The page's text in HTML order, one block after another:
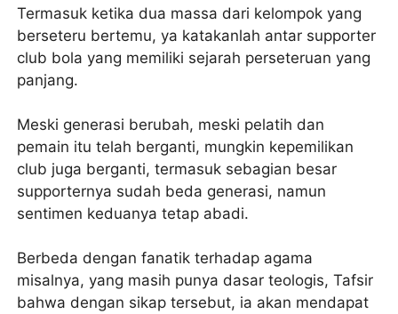
Termasuk ketika dua massa dari kelompok yang
berseteru bertemu, ya katakanlah antar supporter
club bola yang memiliki sejarah perseteruan yang
panjang.
Meski generasi berubah, meski pelatih dan
pemain itu telah berganti, mungkin kepemilikan
club juga berganti, termasuk sebagian besar
supporternya sudah beda generasi, namun
sentimen keduanya tetap abadi.
Berbeda dengan fanatik terhadap agama
misalnya, yang masih punya dasar teologis, Tafsir
bahwa dengan sikap tersebut, ia akan mendapat